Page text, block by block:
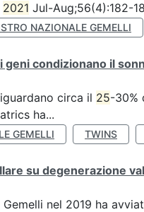
2021 Jul-Aug;56(4):182-
NAZIONALE GEMELLI
geni condizionano il
circa il 25-30%
ha...
GEMELLI TWINS
su degenerazione
Gemelli nel 2019 ha